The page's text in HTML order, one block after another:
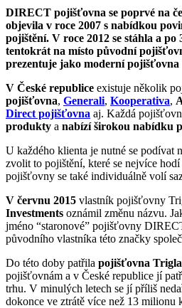
DIRECT pojišťovna se poprvé na
objevila v roce 2007 s nabídkou
pojištění. V roce 2012 se stáhla a po
tentokrát na místo původní
prezentuje jako moderní
V České republice existuje několik
pojišťovna, Generali, Kooperativa,
Direct pojišťovna aj. Každá
produkty a nabízí širokou nabídku
U každého klienta je nutné se podívat
zvolit to pojištění, které se nejvíce
pojišťovny se také individuálně volí
V červnu 2015 vlastník pojišťovny
Investments oznámil změnu názvu.
jméno “staronové” pojišťovny
původního vlastníka této značky
Do této doby patřila pojišťovna
pojišťovnám a v České republice jí
trhu. V minulých letech se jí příliš
dokonce ve ztrátě více než 13 milionu